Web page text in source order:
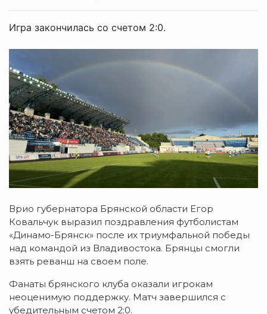
Игра закончилась со счетом 2:0.
Врио губернатора Брянской области Егор
Ковальчук выразил поздравления футболистам
«Динамо-Брянск» после их триумфальной победы
над командой из Владивостока. Брянцы смогли
взять реванш на своем поле.
Фанаты брянского клуба оказали игрокам
неоценимую поддержку. Матч завершился с
убедительным счетом 2:0.